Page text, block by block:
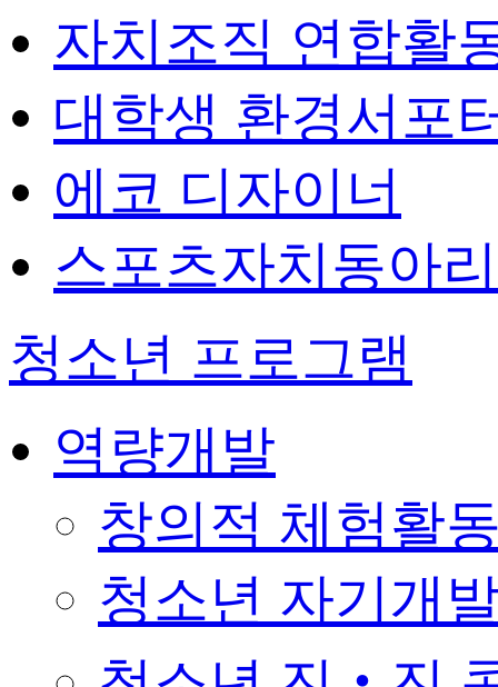
자치조직 연합활
대학생 환경서포
에코 디자이너
스포츠자치동아리
청소년 프로그램
역량개발
창의적 체험활
청소년 자기개